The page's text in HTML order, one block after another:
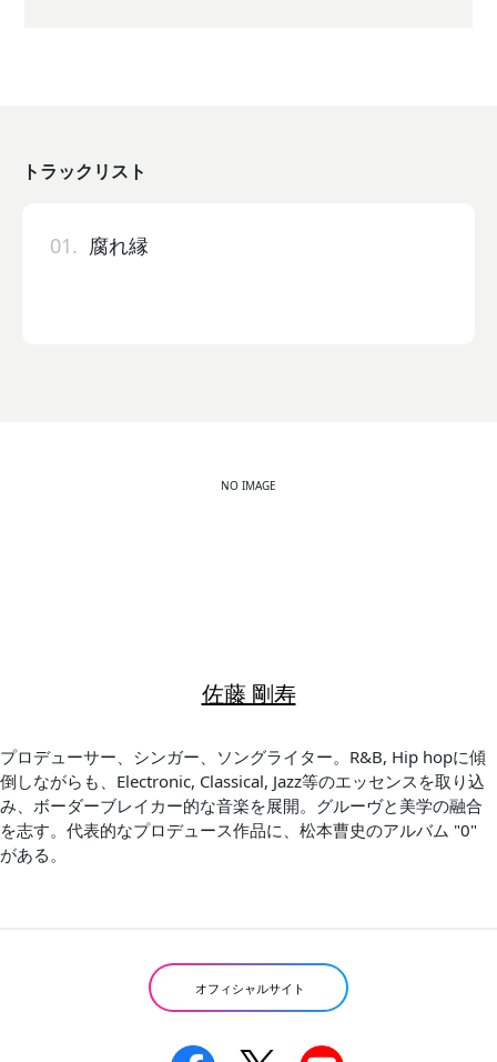
トラックリスト
01. 腐れ縁
NO IMAGE
佐藤 剛寿
プロデューサー、シンガー、ソングライター。R&B, Hip hopに傾
倒しながらも、Electronic, Classical, Jazz等のエッセンスを取り込
み、ボーダーブレイカー的な音楽を展開。グルーヴと美学の融合
を志す。代表的なプロデュース作品に、松本曹史のアルバム "0"
がある。
オフィシャルサイト